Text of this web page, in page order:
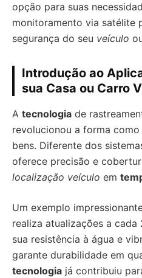
opção para suas
monitoramento via satélite
segurança do seu veículo
Introdução ao
sua Casa ou Carro
A tecnologia de
revolucionou a forma
bens. Diferente dos
oferece precisão e
localização veículo em
Um exemplo
realiza atualizações a cada
sua resistência à água e
garante durabilidade em
tecnologia já contribuiu